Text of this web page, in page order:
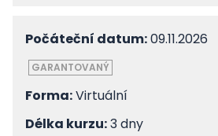
Počáteční datum:09.11.2026
GARANTOVANÝ
Forma:Virtuální
Délka kurzu:3 dny